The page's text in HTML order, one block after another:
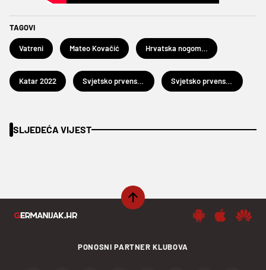
TAGOVI
Vatreni Mateo Kovačić
Katar 2022
SLJEDEĆA VIJEST
PONOSNI PARTNER KLUBOVA